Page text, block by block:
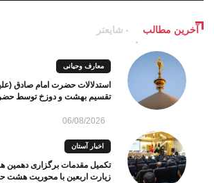
آخرین مطالب شایعتر
معارف وحیانی
استدلالات حضرت امام صادق
تقسیم بهشت و دوزخ توسط
06/08/2026
اخبار آستان
تکمیل مقدمات برگزاری دهمین
زیارت اربعین با محوریت هشت